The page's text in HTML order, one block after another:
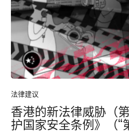
法律建议
香港的新法律威胁（
护国家安全条例》（“